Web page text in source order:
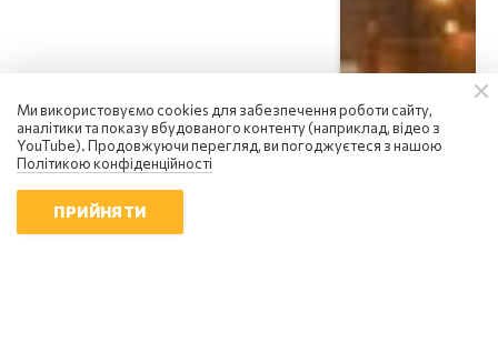
Ми використовуємо cookies для забезпечення роботи сайту,
аналітики та показу вбудованого контенту (наприклад, відео з
YouTube). Продовжуючи перегляд, ви погоджуєтеся з нашою
Політикою конфіденційності
ПРИЙНЯТИ